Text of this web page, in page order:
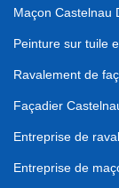
Maçon Castelnau
Peinture sur tuile
Ravalement de
Façadier
Entreprise de
Entreprise de